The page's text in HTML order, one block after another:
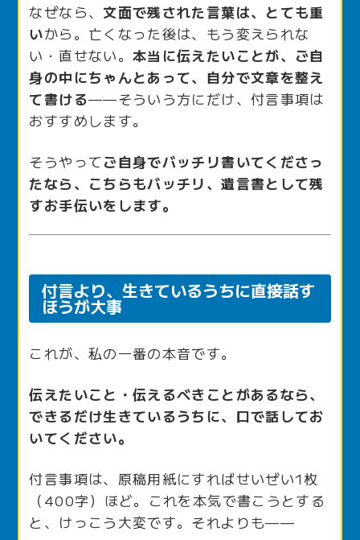
なぜなら、 文面で残された言葉は、とても重
いから。亡くなった後は、もう変えられな
い・直せない。本当に伝えたいことが、ご自
身の中にちゃんとあって、自分で文章を整え
て書ける——そういう方にだけ、付言事項は
おすすめします。
そうやってご自身でバッチリ書いてくださっ
たなら、こちらもバッチリ、遺言書として残
すお手伝いをします。
付言より、生きているうちに直接話す
ほうが大事
これが、私の一番の本音です。
伝えたいこと・伝えるべきことがあるなら、
できるだけ生きているうちに、口で話してお
いてください。
付言事項は、原稿用紙にすればせいぜい1枚
（400字）ほど。これを本気で書こうとする
と、けっこう大変です。それよりも——